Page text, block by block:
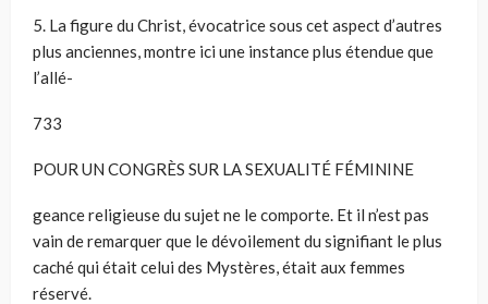
5. La figure du Christ, évocatrice sous cet aspect d’autres
plus anciennes, montre ici une instance plus étendue que
l’allé-
733
POUR UN CONGRÈS SUR LA SEXUALITÉ FÉMININE
geance religieuse du sujet ne le comporte. Et il n’est pas
vain de remarquer que le dévoilement du signifiant le plus
caché qui était celui des Mystères, était aux femmes
réservé.